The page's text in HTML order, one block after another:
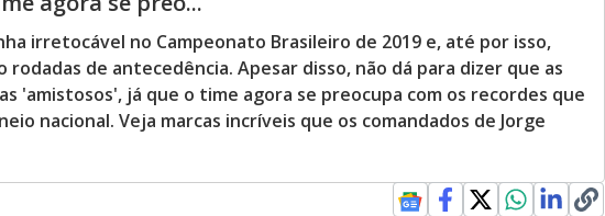
irretocável no Campeonato Brasileiro de 2019 e, até por isso,
de antecedência. Apesar disso, não dá para dizer que as
'amistosos', já que o time agora se preocupa com os recordes que
nacional. Veja marcas incríveis que os comandados de Jorge